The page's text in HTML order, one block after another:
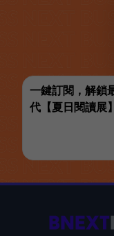
一鍵訂閱，解鎖
代【夏日閱讀展